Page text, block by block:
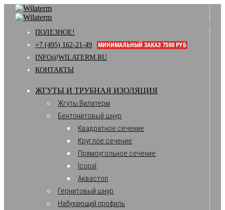
ПОЛЕЗНОЕ!
+7 (495) 162-21-49
МИНИМАЛЬНЫЙ ЗАКАЗ 7500 РУБ
INFO@WILATERM.RU
КОНТАКТЫ
ЖГУТЫ И ТРУБНАЯ ИЗОЛЯЦИЯ
Жгуты Вилатерм
Бентонитовый шнур
Квадратное сечение
Круглое сечение
Прямоугольное сечение
Icopal
Аквастоп
Гернитовый шнур
Набухающий профиль